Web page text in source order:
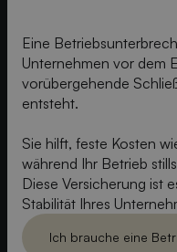
Eine
Unternehmen vor dem
vorübergehende
entsteht.
Sie hilft, feste Kosten
während Ihr Betrieb
Diese Versicherung ist
Stabilität Ihres
Ich brauche eine